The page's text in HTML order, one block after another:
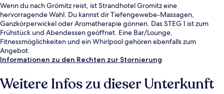
Wenn du nach Grömitz reist, ist Strandhotel Gromitz eine
hervorragende Wahl. Du kannst dir Tiefengewebe-Massagen,
Ganzkörperwickel oder Aromatherapie gönnen. Das STEG 1 ist zum
Frühstück und Abendessen geöffnet. Eine Bar/Lounge,
Fitnessmöglichkeiten und ein Whirlpool gehören ebenfalls zum
Angebot.
Informationen zu den Rechten zur Stornierung
Weitere Infos zu dieser Unterkunft